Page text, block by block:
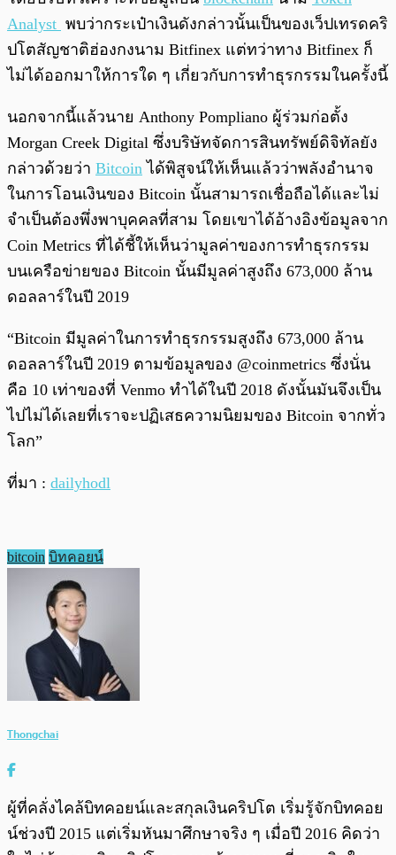
Analyst พบว่ากระเป๋าเงินดังกล่าวนั้นเป็นของเว็ปเทรดคริ
ปโตสัญชาติฮ่องกงนาม Bitfinex แต่ทว่าทาง Bitfinex ก็
ไม่ได้ออกมาให้การใด ๆ เกี่ยวกับการทำธุรกรรมในครั้งนี้
นอกจากนี้แล้วนาย Anthony Pompliano ผู้ร่วมก่อตั้ง
Morgan Creek Digital ซึ่งบริษัทจัดการสินทรัพย์ดิจิทัลยัง
กล่าวด้วยว่า Bitcoin ได้พิสูจน์ให้เห็นแล้วว่าพลังอำนาจ
ในการโอนเงินของ Bitcoin นั้นสามารถเชื่อถือได้และไม่
จำเป็นต้องพึ่งพาบุคคลที่สาม โดยเขาได้อ้างอิงข้อมูลจาก
Coin Metrics ที่ได้ชี้ให้เห็นว่ามูลค่าของการทำธุรกรรม
บนเครือข่ายของ Bitcoin นั้นมีมูลค่าสูงถึง 673,000 ล้าน
ดอลลาร์ในปี 2019
“Bitcoin มีมูลค่าในการทำธุรกรรมสูงถึง 673,000 ล้าน
ดอลลาร์ในปี 2019 ตามข้อมูลของ @coinmetrics ซึ่งนั่น
คือ 10 เท่าของที่ Venmo ทำได้ในปี 2018 ดังนั้นมันจึงเป็น
ไปไม่ได้เลยที่เราจะปฏิเสธความนิยมของ Bitcoin จากทั่ว
โลก”
ที่มา : dailyhodl
bitcoin บิทคอยน์
Thongchai
ผู้ที่คลั่งไคล้บิทคอยน์และสกุลเงินคริปโต เริ่มรู้จักบิทคอย
น์ช่วงปี 2015 แต่เริ่มหันมาศึกษาจริง ๆ เมื่อปี 2016 คิดว่า